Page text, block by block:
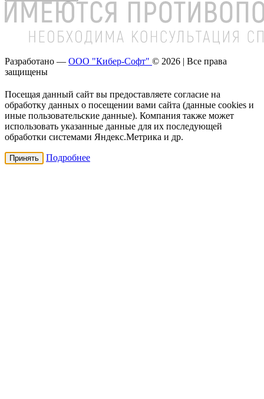
Разработано — ООО "Кибер-Софт" © 2026 | Все права
защищены
Посещая данный сайт вы предоставляете согласие на
обработку данных о посещении вами сайта (данные cookies и
иные пользовательские данные). Компания также может
использовать указанные данные для их последующей
обработки системами Яндекс.Метрика и др.
Принять Подробнее